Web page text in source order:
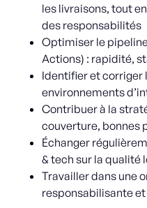
les livraisons, tout
des responsabilités
Optimiser le
Actions) : rapidité,
Identifier et corriger
environnements
Contribuer à la
couverture, bonnes
Échanger
& tech sur la qualité
Travailler dans une
responsabilisante